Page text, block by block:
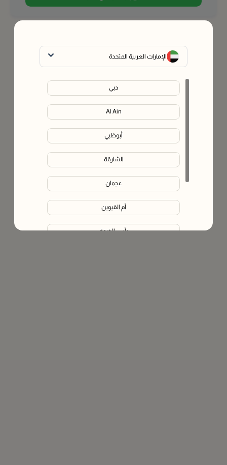
الإمارات العربية المتحدة
دبي
Al Ain
أبوظبي
الشارقة
عجمان
أم القيوين
رأس الخيمة